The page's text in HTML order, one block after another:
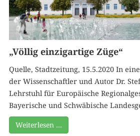
„Völlig einzigartige Züge“
Quelle, Stadtzeitung, 15.5.2020 In
der Wissenschaftler und Autor Dr.
Lehrstuhl für Europäische
Bayerische und Schwäbische
Weiterlesen …